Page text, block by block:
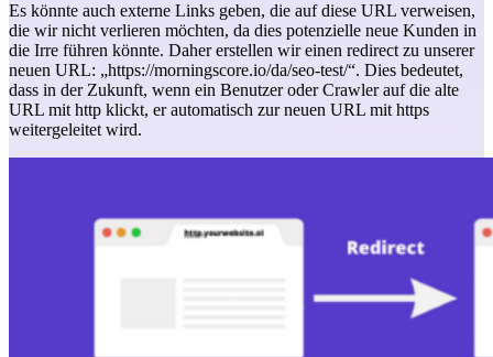
Es könnte auch externe Links geben, die auf diese URL verweisen,
die wir nicht verlieren möchten, da dies potenzielle neue Kunden in
die Irre führen könnte. Daher erstellen wir einen redirect zu unserer
neuen URL: „https://morningscore.io/da/seo-test/“. Dies bedeutet,
dass in der Zukunft, wenn ein Benutzer oder Crawler auf die alte
URL mit http klickt, er automatisch zur neuen URL mit https
weitergeleitet wird.